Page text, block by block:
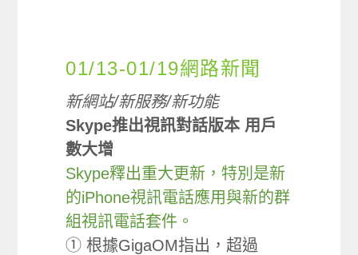
01/13-01/19網路新聞
新網站/新服務/新功能
Skype推出視訊對話版本 用戶
數大增
Skype釋出重大更新，特別是新
的iPhone視訊電話應用與新的群
組視訊電話套件。
① 根據GigaOM指出，超過